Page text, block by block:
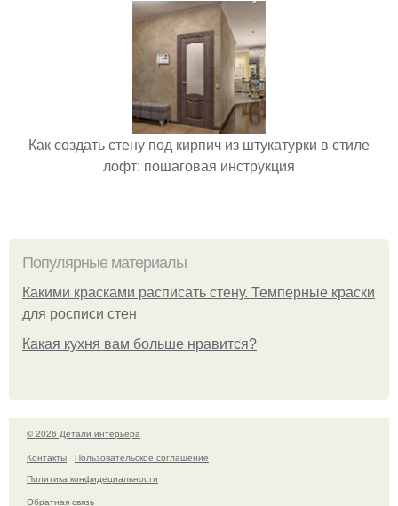
Как создать стену под кирпич из штукатурки в стиле
лофт: пошаговая инструкция
Популярные материалы
Какими красками расписать стену. Темперные краски
для росписи стен
Какая кухня вам больше нравится?
© 2026 Детали интерьера
Контакты
Пользовательское соглашение
Политика конфидециальности
Обратная связь